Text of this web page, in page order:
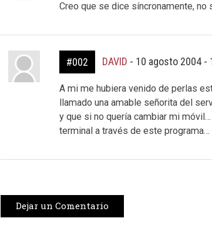
Creo que se dice síncronamente, no
#002 DAVID - 10 agosto 2004 -
A mi me hubiera venido de perlas
llamado una amable señorita del
y que si no quería cambiar mi
terminal a través de este programa…
Dejar un Comentario